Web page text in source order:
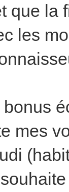
que la
les
mes